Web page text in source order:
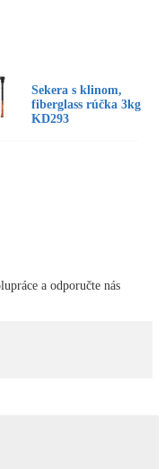
Sekera s klinom,
fiberglass rúčka 3kg
KD293
a odporučte nás